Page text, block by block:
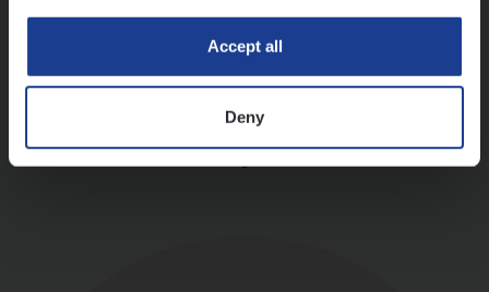
Accept all
Deny
Thalia zoekt graag oplossingen, in games én op het
Ons sollicitatieproces